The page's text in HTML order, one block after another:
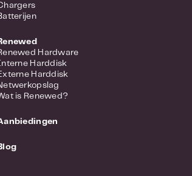
Hardware
Harddisk
Harddisk
is Renewed?